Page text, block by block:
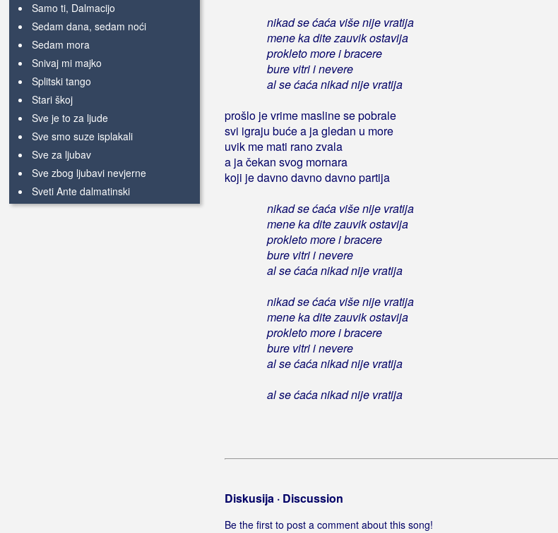
Samo ti, Dalmacijo
Sedam dana, sedam noći
Sedam mora
Snivaj mi majko
Splitski tango
Stari škoj
Sve je to za ljude
Sve smo suze isplakali
Sve za ljubav
Sve zbog ljubavi nevjerne
Sveti Ante dalmatinski
Ti si moja bol
nikad se ćaća više nije vratija
mene ka dite zauvik ostavija
prokleto more i bracere
bure vitri i nevere
al se ćaća nikad nije vratija
prošlo je vrime masline se pobrale
svi igraju buće a ja gledan u more
uvik me mati rano zvala
a ja čekan svog mornara
koji je davno davno davno partija
nikad se ćaća više nije vratija
mene ka dite zauvik ostavija
prokleto more i bracere
bure vitri i nevere
al se ćaća nikad nije vratija
nikad se ćaća više nije vratija
mene ka dite zauvik ostavija
prokleto more i bracere
bure vitri i nevere
al se ćaća nikad nije vratija
al se ćaća nikad nije vratija
Diskusija · Discussion
Be the first to post a comment about this song!